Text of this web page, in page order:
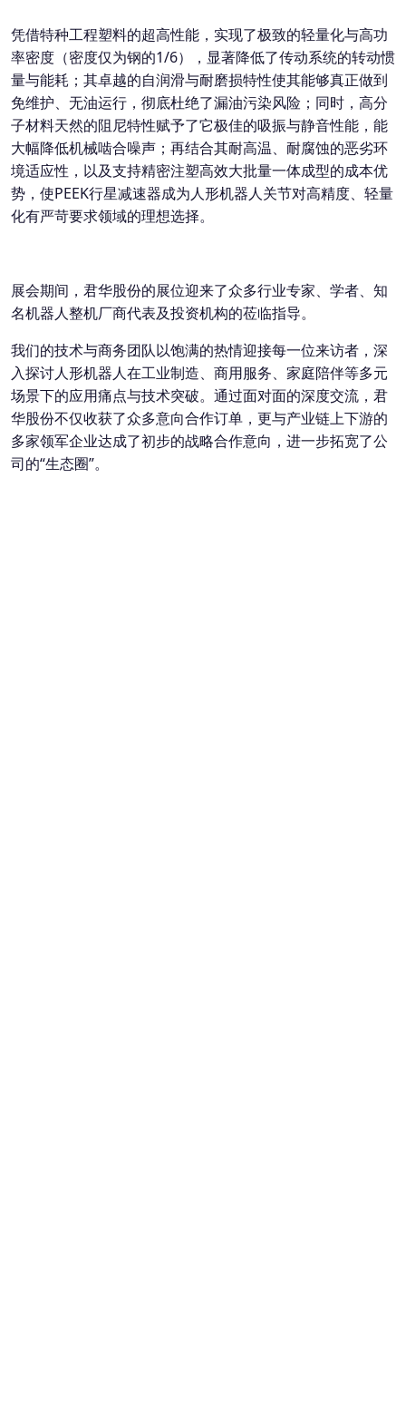
凭借特种工程塑料的超高性能，实现了极致的轻量化与高功
率密度（密度仅为钢的1/6），显著降低了传动系统的转动惯
量与能耗；其卓越的自润滑与耐磨损特性使其能够真正做到
免维护、无油运行，彻底杜绝了漏油污染风险；同时，高分
子材料天然的阻尼特性赋予了它极佳的吸振与静音性能，能
大幅降低机械啮合噪声；再结合其耐高温、耐腐蚀的恶劣环
境适应性，以及支持精密注塑高效大批量一体成型的成本优
势，使PEEK行星减速器成为人形机器人关节对高精度、轻量
化有严苛要求领域的理想选择。
展会期间，君华股份的展位迎来了众多行业专家、学者、知
名机器人整机厂商代表及投资机构的莅临指导。
我们的技术与商务团队以饱满的热情迎接每一位来访者，深
入探讨人形机器人在工业制造、商用服务、家庭陪伴等多元
场景下的应用痛点与技术突破。通过面对面的深度交流，君
华股份不仅收获了众多意向合作订单，更与产业链上下游的
多家领军企业达成了初步的战略合作意向，进一步拓宽了公
司的“生态圈”。